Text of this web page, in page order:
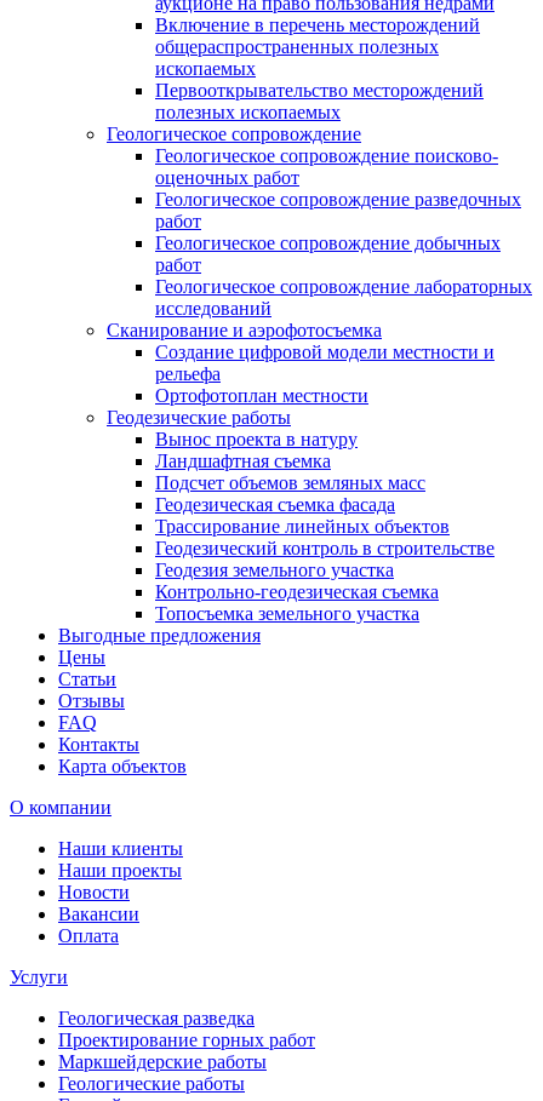
Включение в перечень месторождений
общераспространенных полезных
ископаемых
Первооткрывательство месторождений
полезных ископаемых
Геологическое сопровождение
Геологическое сопровождение поисково-
оценочных работ
Геологическое сопровождение разведочных
работ
Геологическое сопровождение добычных
работ
Геологическое сопровождение лабораторных
исследований
Сканирование и аэрофотосъемка
Создание цифровой модели местности и
рельефа
Ортофотоплан местности
Геодезические работы
Вынос проекта в натуру
Ландшафтная съемка
Подсчет объемов земляных масс
Геодезическая съемка фасада
Трассирование линейных объектов
Геодезический контроль в строительстве
Геодезия земельного участка
Контрольно-геодезическая съемка
Топосъемка земельного участка
Выгодные предложения
Цены
Статьи
Отзывы
FAQ
Контакты
Карта объектов
О компании
Наши клиенты
Наши проекты
Новости
Вакансии
Оплата
Услуги
Геологическая разведка
Проектирование горных работ
Маркшейдерские работы
Геологические работы